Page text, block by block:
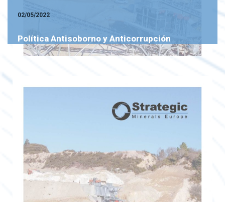
02/05/2022
Política Antisoborno y Anticorrupción